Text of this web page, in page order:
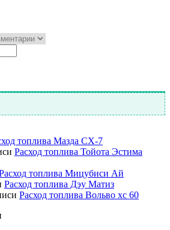
топлива Мазда СХ-7
Расход топлива Тойота Эстима
топлива Мицубиси Ай
Расход топлива Дэу Матиз
Расход топлива Вольво хс 60